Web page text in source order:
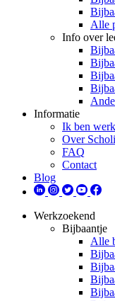
Alle
Info over
Informatie
Ik ben
Over
FAQ
Contact
Blog
Werkzoekend
Bijbaantje
Alle